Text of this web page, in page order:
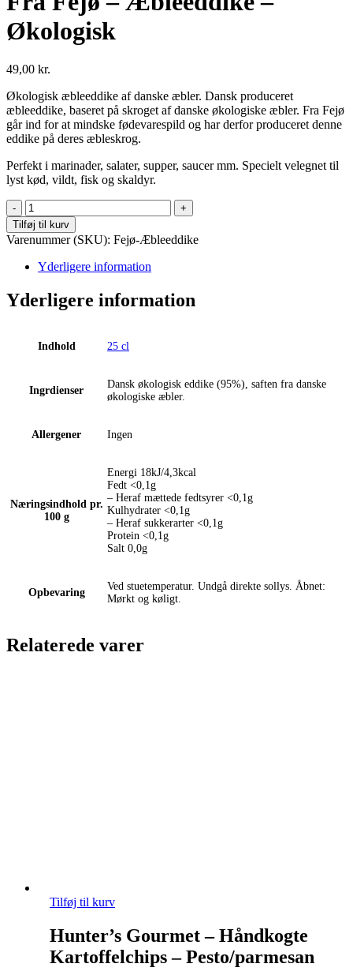
Økologisk
49,00 kr.
Økologisk æbleeddike af danske æbler. Dansk produceret
æbleeddike, baseret på skroget af danske økologiske æbler. Fra Fejø
går ind for at mindske fødevarespild og har derfor produceret denne
eddike på deres æbleskrog.
Perfekt i marinader, salater, supper, saucer mm. Specielt velegnet til
lyst kød, vildt, fisk og skaldyr.
Fra
Fejø
-
Æbleeddike
-
Økologisk
antal
Tilføj til kurv
Varenummer (SKU): Fejø-Æbleeddike
Yderligere information
Yderligere information
Indhold 25 cl
Ingrdienser
Dansk økologisk eddike (95%), saften fra danske
økologiske æbler.
Allergener Ingen
Næringsindhold pr.
100 g
Energi 18kJ/4,3kcal
Fedt <0,1g
– Heraf mættede fedtsyrer <0,1g
Kulhydrater <0,1g
– Heraf sukkerarter <0,1g
Protein <0,1g
Salt 0,0g
Opbevaring
Ved stuetemperatur. Undgå direkte sollys. Åbnet:
Mørkt og køligt.
Relaterede varer
Tilføj til kurv
Hunter’s Gourmet – Håndkogte
Kartoffelchips – Pesto/parmesan